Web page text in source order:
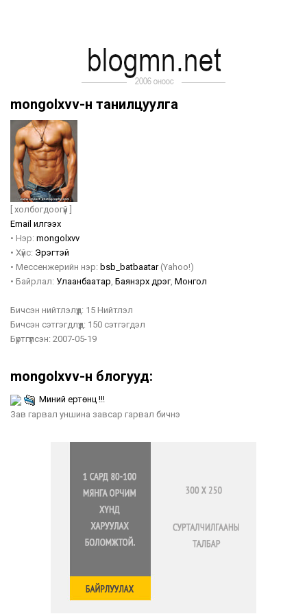
mongolxvv-н танилцуулга
[ холбогдоогүй ]
Email илгээх
• Нэр: mongolxvv
• Хүйс: Эрэгтэй
• Мессенжерийн нэр: bsb_batbaatar(Yahoo!)
• Байрлал: Улаанбаатар, Баянзүрх дүүрэг, Монгол
Бичсэн нийтлэлүүд: 15 Нийтлэл
Бичсэн сэтгэгдлүүд: 150 сэтгэгдэл
Бүртгүүлсэн: 2007-05-19
mongolxvv-н блогууд:
Миний ертөнц !!!
Зав гарвал уншина завсар гарвал бичнэ